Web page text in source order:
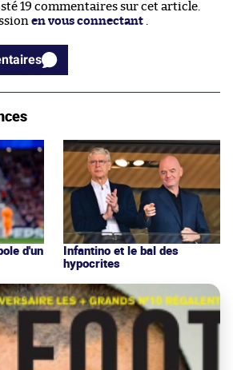
19 commentaires sur cet article.
en vous connectant .
d'un
Infantino et le bal des
hypocrites